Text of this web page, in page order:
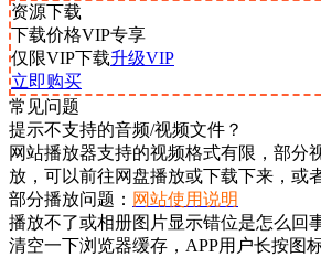
资源下载
下载价格VIP专享
仅限VIP下载升级VIP
立即购买
常见问题
提示不支持的音频/视频文件？
网站播放器支持的视频格式有限，部分
放，可以前往网盘播放或下载下来，或
部分播放问题： 网站使用说明
播放不了或相册图片显示错位是怎么回
清空一下浏览器缓存，APP用户长按图